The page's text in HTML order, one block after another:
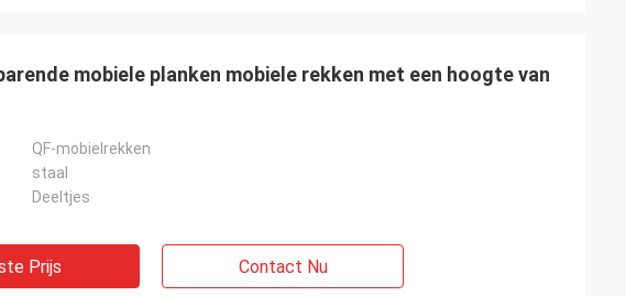
mobiele planken mobiele rekken met een hoogte van
QF-mobielrekken
staal
Deeltjes
Prijs Contact Nu